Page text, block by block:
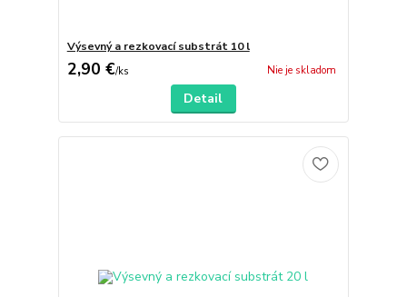
Výsevný a rezkovací substrát 10 l
2,90 €/ks Nie je skladom
Detail